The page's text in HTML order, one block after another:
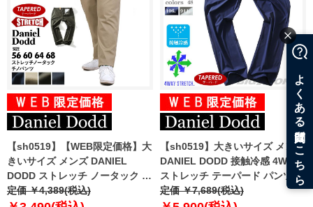
【sh0519】【WEB限定価格】大
きいサイズ メンズ DANIEL
DODD ストレッチ ノータック チ
ノ パンツ チノパン テーパード
azp-210101
定価 ￥4,389(税込)
【sh0519】大きいサイズ メンズ
DANIEL DODD 接触冷感 4WAY
ストレッチ テーパード パンツ
azp-220201
定価 ￥7,689(税込)